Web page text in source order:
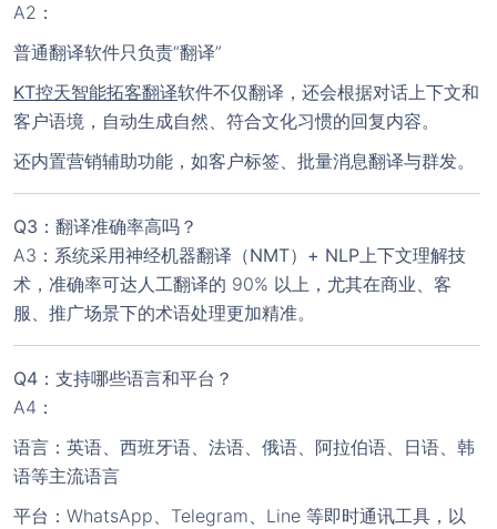
A2：
普通翻译软件只负责“翻译”
KT控天智能拓客翻译软件不仅翻译，还会根据对话上下文和
客户语境，自动生成自然、符合文化习惯的回复内容。
还内置营销辅助功能，如客户标签、批量消息翻译与群发。
Q3：翻译准确率高吗？
A3：系统采用神经机器翻译（NMT）+ NLP上下文理解技
术，准确率可达人工翻译的 90% 以上，尤其在商业、客
服、推广场景下的术语处理更加精准。
Q4：支持哪些语言和平台？
A4：
语言：英语、西班牙语、法语、俄语、阿拉伯语、日语、韩
语等主流语言
平台：WhatsApp、Telegram、Line 等即时通讯工具，以